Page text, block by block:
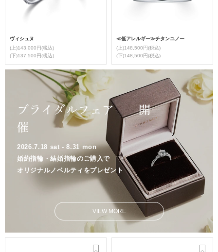
ヴィシュヌ
(上)143,000円(税込)
(下)137,500円(税込)
≪低アレルギー≫チタンユノー
(上)148,500円(税込)
(下)148,500円(税込)
VIEW MORE
ブライダルフェア 開
催
2026.7.18 sat - 8.31 mon
婚約指輪・結婚指輪のご購入で
オリジナルノベルティをプレゼント